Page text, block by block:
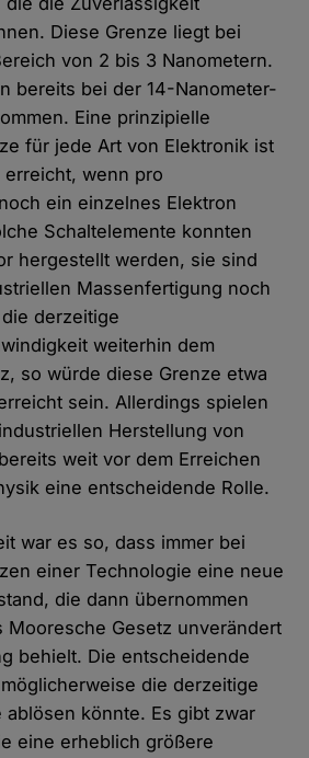
Diese Grenze liegt bei
von 2 bis 3 Nanometern.
bereits bei der 14-Nanometer-
Eine prinzipielle
für jede Art von Elektronik ist
wenn pro
ein einzelnes Elektron
Schaltelemente konnten
hergestellt werden, sie sind
Massenfertigung noch
derzeitige
weiterhin dem
so würde diese Grenze etwa
sein. Allerdings spielen
Herstellung von
weit vor dem Erreichen
eine entscheidende Rolle.
war es so, dass immer bei
einer Technologie eine neue
die dann übernommen
Mooresche Gesetz unverändert
behielt. Die entscheidende
die derzeitige
ablösen könnte. Es gibt zwar
eine erheblich größere